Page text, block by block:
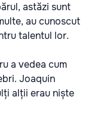
astăzi sunt
au cunoscut
talentul lor.
a vedea cum
Joaquin
alții erau niște